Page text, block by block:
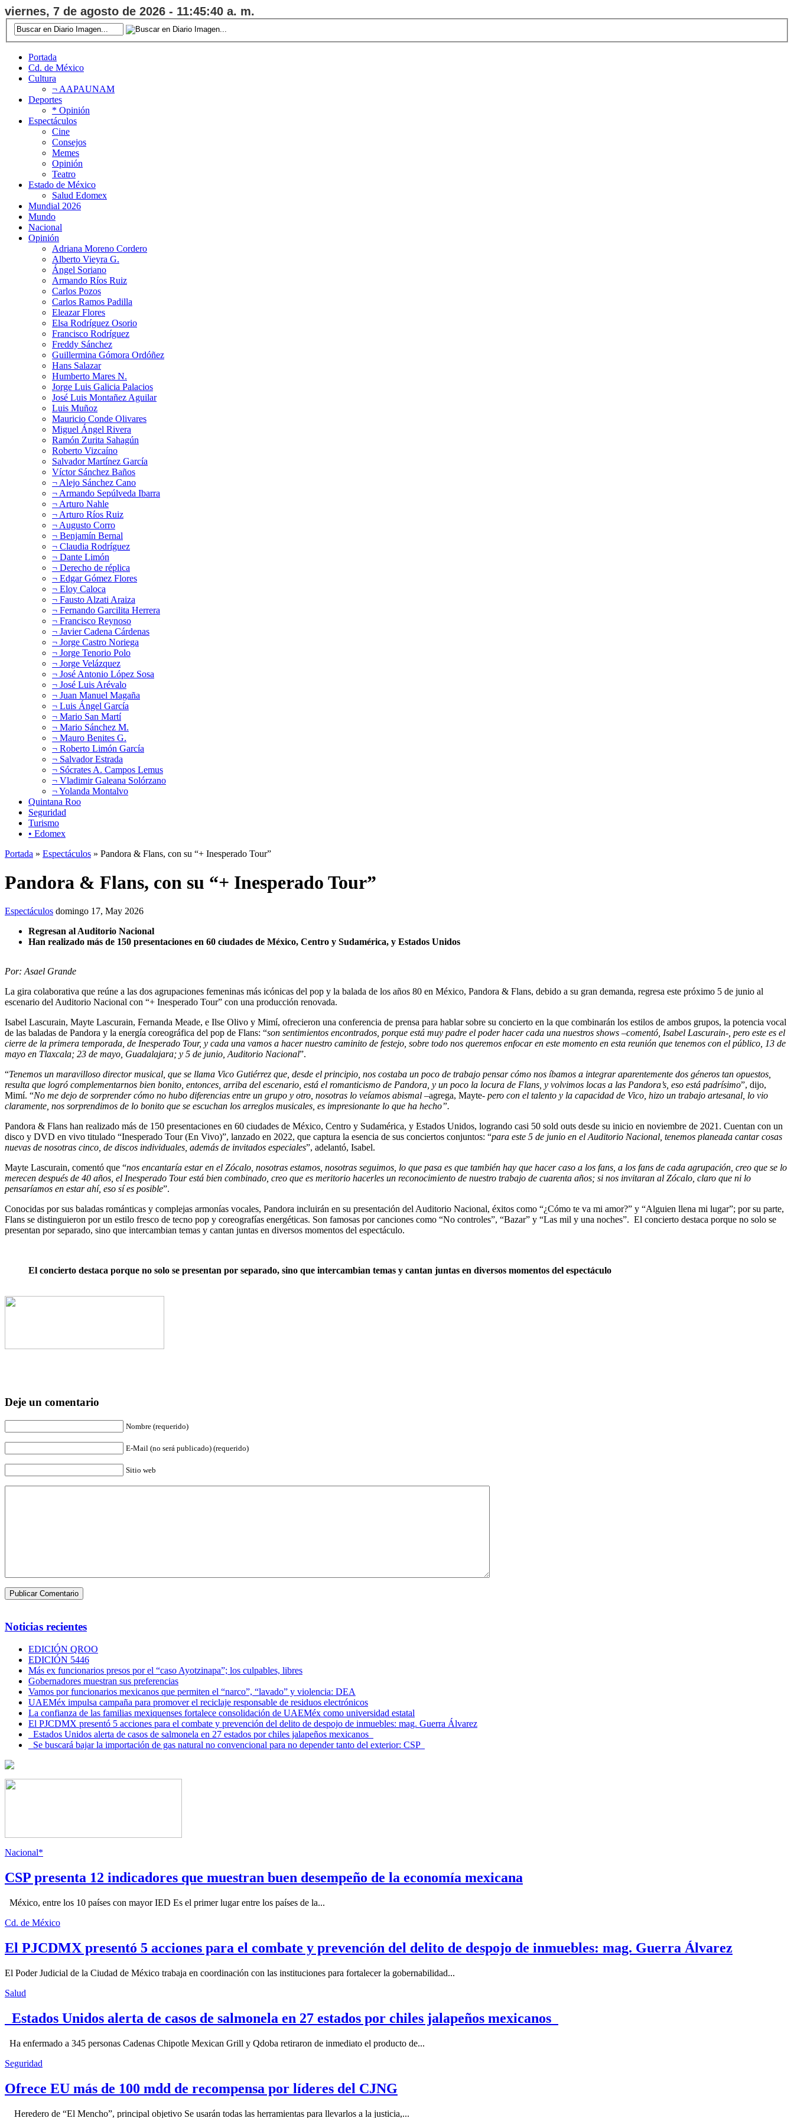
viernes, 7 de agosto de 2026 - 11:45:41 a. m.
Portada
Cd. de México
Cultura
¬ AAPAUNAM
Deportes
* Opinión
Espectáculos
Cine
Consejos
Memes
Opinión
Teatro
Estado de México
Salud Edomex
Mundial 2026
Mundo
Nacional
Opinión
Adriana Moreno Cordero
Alberto Vieyra G.
Ángel Soriano
Armando Ríos Ruiz
Carlos Pozos
Carlos Ramos Padilla
Eleazar Flores
Elsa Rodríguez Osorio
Francisco Rodríguez
Freddy Sánchez
Guillermina Gómora Ordóñez
Hans Salazar
Humberto Mares N.
Jorge Luis Galicia Palacios
José Luis Montañez Aguilar
Luis Muñoz
Mauricio Conde Olivares
Miguel Ángel Rivera
Ramón Zurita Sahagún
Roberto Vizcaíno
Salvador Martínez García
Víctor Sánchez Baños
¬ Alejo Sánchez Cano
¬ Armando Sepúlveda Ibarra
¬ Arturo Nahle
¬ Arturo Ríos Ruiz
¬ Augusto Corro
¬ Benjamín Bernal
¬ Claudia Rodríguez
¬ Dante Limón
¬ Derecho de réplica
¬ Edgar Gómez Flores
¬ Eloy Caloca
¬ Fausto Alzati Araiza
¬ Fernando Garcilita Herrera
¬ Francisco Reynoso
¬ Javier Cadena Cárdenas
¬ Jorge Castro Noriega
¬ Jorge Tenorio Polo
¬ Jorge Velázquez
¬ José Antonio López Sosa
¬ José Luis Arévalo
¬ Juan Manuel Magaña
¬ Luis Ángel García
¬ Mario San Martí
¬ Mario Sánchez M.
¬ Mauro Benites G.
¬ Roberto Limón García
¬ Salvador Estrada
¬ Sócrates A. Campos Lemus
¬ Vladimir Galeana Solórzano
¬ Yolanda Montalvo
Quintana Roo
Seguridad
Turismo
• Edomex
Portada » Espectáculos » Pandora & Flans, con su “+ Inesperado Tour”
Pandora & Flans, con su “+ Inesperado Tour”
Espectáculos domingo 17, May 2026
Regresan al Auditorio Nacional
Han realizado más de 150 presentaciones en 60 ciudades de México, Centro y Sudamérica, y Estados Unidos
Por: Asael Grande
La gira colaborativa que reúne a las dos agrupaciones femeninas más icónicas del pop y la balada de los años 80 en México, Pandora & Flans, debido a su gran demanda, regresa este próximo 5 de junio al
escenario del Auditorio Nacional con “+ Inesperado Tour” con una producción renovada.
Isabel Lascurain, Mayte Lascurain, Fernanda Meade, e Ilse Olivo y Mimí, ofrecieron una conferencia de prensa para hablar sobre su concierto en la que combinarán los estilos de ambos grupos, la potencia vocal
de las baladas de Pandora y la energía coreográfica del pop de Flans: “son sentimientos encontrados, porque está muy padre el poder hacer cada una nuestros shows –comentó, Isabel Lascurain-, pero este es el
cierre de la primera temporada, de Inesperado Tour, y cada una vamos a hacer nuestro caminito de festejo, sobre todo nos queremos enfocar en este momento en esta reunión que tenemos con el público, 13 de
mayo en Tlaxcala; 23 de mayo, Guadalajara; y 5 de junio, Auditorio Nacional”.
“Tenemos un maravilloso director musical, que se llama Vico Gutiérrez que, desde el principio, nos costaba un poco de trabajo pensar cómo nos íbamos a integrar aparentemente dos géneros tan opuestos,
resulta que logró complementarnos bien bonito, entonces, arriba del escenario, está el romanticismo de Pandora, y un poco la locura de Flans, y volvimos locas a las Pandora’s, eso está padrísimo”, dijo,
Mimí. “No me dejo de sorprender cómo no hubo diferencias entre un grupo y otro, nosotras lo veíamos abismal –agrega, Mayte- pero con el talento y la capacidad de Vico, hizo un trabajo artesanal, lo vio
claramente, nos sorprendimos de lo bonito que se escuchan los arreglos musicales, es impresionante lo que ha hecho”.
Pandora & Flans han realizado más de 150 presentaciones en 60 ciudades de México, Centro y Sudamérica, y Estados Unidos, logrando casi 50 sold outs desde su inicio en noviembre de 2021. Cuentan con un
disco y DVD en vivo titulado “Inesperado Tour (En Vivo)”, lanzado en 2022, que captura la esencia de sus conciertos conjuntos: “para este 5 de junio en el Auditorio Nacional, tenemos planeada cantar cosas
nuevas de nosotras cinco, de discos individuales, además de invitados especiales”, adelantó, Isabel.
Mayte Lascurain, comentó que “nos encantaría estar en el Zócalo, nosotras estamos, nosotras seguimos, lo que pasa es que también hay que hacer caso a los fans, a los fans de cada agrupación, creo que se lo
merecen después de 40 años, el Inesperado Tour está bien combinado, creo que es meritorio hacerles un reconocimiento de nuestro trabajo de cuarenta años; si nos invitaran al Zócalo, claro que ni lo
pensaríamos en estar ahí, eso sí es posible”.
Conocidas por sus baladas románticas y complejas armonías vocales, Pandora incluirán en su presentación del Auditorio Nacional, éxitos como “¿Cómo te va mi amor?” y “Alguien llena mi lugar”; por su parte,
Flans se distinguieron por un estilo fresco de tecno pop y coreografías energéticas. Son famosas por canciones como “No controles”, “Bazar” y “Las mil y una noches”. El concierto destaca porque no solo se
presentan por separado, sino que intercambian temas y cantan juntas en diversos momentos del espectáculo.
El concierto destaca porque no solo se presentan por separado, sino que intercambian temas y cantan juntas en diversos momentos del espectáculo
Deje un comentario
Nombre (requerido)
E-Mail (no será publicado) (requerido)
Sitio web
Noticias recientes
EDICIÓN QROO
EDICIÓN 5446
Más ex funcionarios presos por el “caso Ayotzinapa”; los culpables, libres
Gobernadores muestran sus preferencias
Vamos por funcionarios mexicanos que permiten el “narco”, “lavado” y violencia: DEA
UAEMéx impulsa campaña para promover el reciclaje responsable de residuos electrónicos
La confianza de las familias mexiquenses fortalece consolidación de UAEMéx como universidad estatal
El PJCDMX presentó 5 acciones para el combate y prevención del delito de despojo de inmuebles: mag. Guerra Álvarez
Estados Unidos alerta de casos de salmonela en 27 estados por chiles jalapeños mexicanos
Se buscará bajar la importación de gas natural no convencional para no depender tanto del exterior: CSP
Nacional*
CSP presenta 12 indicadores que muestran buen desempeño de la economía mexicana
México, entre los 10 países con mayor IED Es el primer lugar entre los países de la...
Cd. de México
El PJCDMX presentó 5 acciones para el combate y prevención del delito de despojo de inmuebles: mag. Guerra Álvarez
El Poder Judicial de la Ciudad de México trabaja en coordinación con las instituciones para fortalecer la gobernabilidad...
Salud
Estados Unidos alerta de casos de salmonela en 27 estados por chiles jalapeños mexicanos
Ha enfermado a 345 personas Cadenas Chipotle Mexican Grill y Qdoba retiraron de inmediato el producto de...
Seguridad
Ofrece EU más de 100 mdd de recompensa por líderes del CJNG
Heredero de “El Mencho”, principal objetivo Se usarán todas las herramientas para llevarlos a la justicia,...